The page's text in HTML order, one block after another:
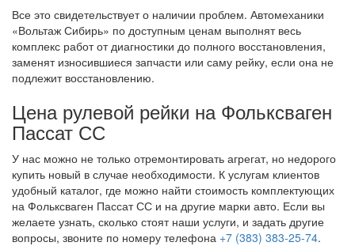
Все это свидетельствует о наличии проблем. Автомеханики
«Вольтаж Сибирь» по доступным ценам выполнят весь
комплекс работ от диагностики до полного восстановления,
заменят износившиеся запчасти или саму рейку, если она не
подлежит восстановлению.
Цена рулевой рейки на Фольксваген
Пассат СС
У нас можно не только отремонтировать агрегат, но недорого
купить новый в случае необходимости. К услугам клиентов
удобный каталог, где можно найти стоимость комплектующих
на Фольксваген Пассат СС и на другие марки авто. Если вы
желаете узнать, сколько стоят наши услуги, и задать другие
вопросы, звоните по номеру телефона +7 (383) 383-25-74.